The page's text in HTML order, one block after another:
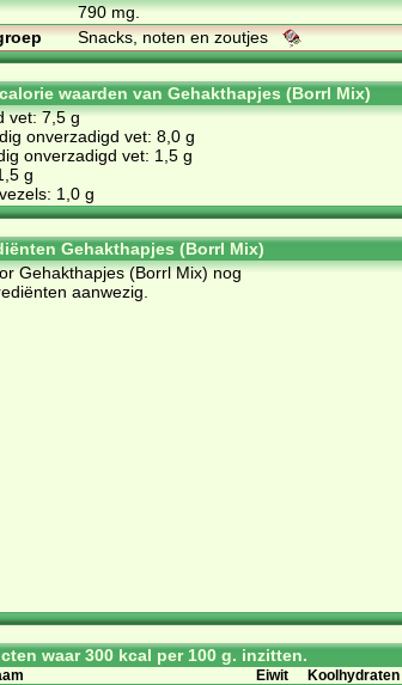
790 mg.
Snacks, noten en zoutjes
waarden van Gehakthapjes (Borrl Mix)
vet: 7,5 g
onverzadigd vet: 8,0 g
onverzadigd vet: 1,5 g
g
1,0 g
Gehakthapjes (Borrl Mix)
Gehakthapjes (Borrl Mix) nog
aanwezig.
waar 300 kcal per 100 g. inzitten.
Eiwit Koolhydraten